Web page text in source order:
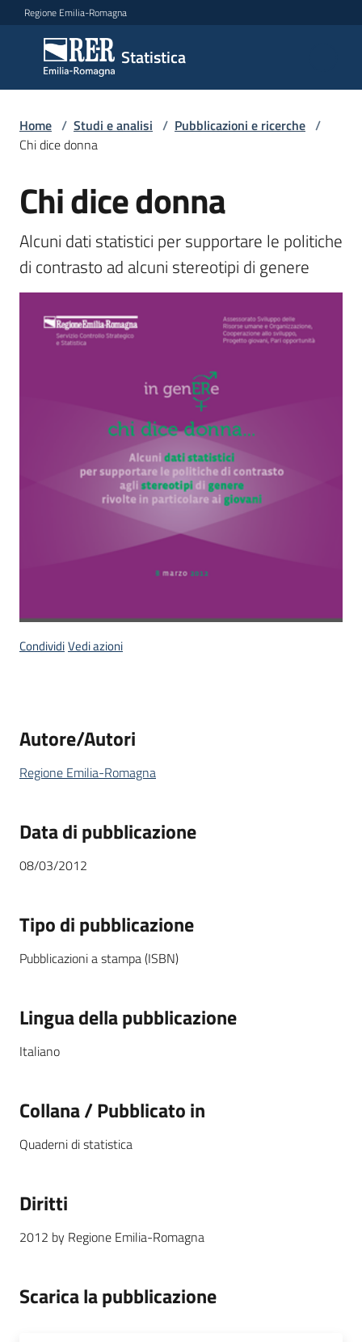
Vai al contenuto
Vai alla navigazione
Vai al footer
Regione Emilia-Romagna
Statistica
Statistica
Novità
Dati
Studi
e
analisi
Menu selezionato
Statistiche
Home / Studi e analisi / Pubblicazioni e ricerche /
Chi dice donna
Salta al contenuto
Chi dice donna
Alcuni dati statistici per supportare le politiche
di contrasto ad alcuni stereotipi di genere
CondividiVedi azioni
Autore/Autori
Regione Emilia-Romagna
Data di pubblicazione
08/03/2012
Tipo di pubblicazione
Pubblicazioni a stampa (ISBN)
Lingua della pubblicazione
Italiano
Collana / Pubblicato in
Quaderni di statistica
Diritti
2012 by Regione Emilia-Romagna
Scarica la pubblicazione